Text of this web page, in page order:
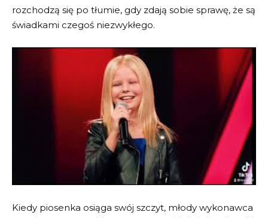
rozchodzą się po tłumie, gdy zdają sobie sprawę, że są
świadkami czegoś niezwykłego.
Kiedy piosenka osiąga swój szczyt, młody wykonawca